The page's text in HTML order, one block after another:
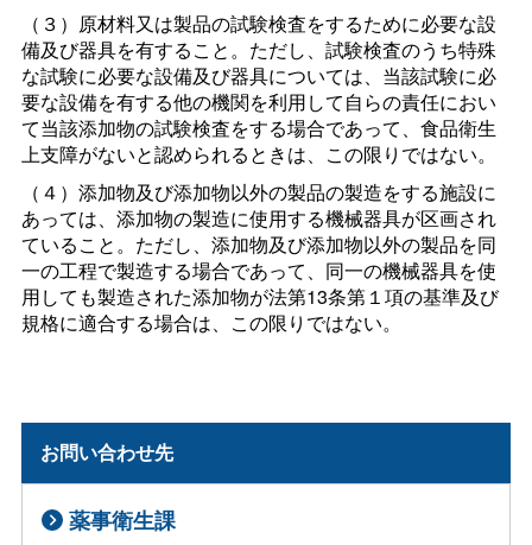
（３）原材料又は製品の試験検査をするために必要な設
備及び器具を有すること。ただし、試験検査のうち特殊
な試験に必要な設備及び器具については、当該試験に必
要な設備を有する他の機関を利用して自らの責任におい
て当該添加物の試験検査をする場合であって、食品衛生
上支障がないと認められるときは、この限りではない。
（４）添加物及び添加物以外の製品の製造をする施設に
あっては、添加物の製造に使用する機械器具が区画され
ていること。ただし、添加物及び添加物以外の製品を同
一の工程で製造する場合であって、同一の機械器具を使
用しても製造された添加物が法第13条第１項の基準及び
規格に適合する場合は、この限りではない。
お問い合わせ先
薬事衛生課